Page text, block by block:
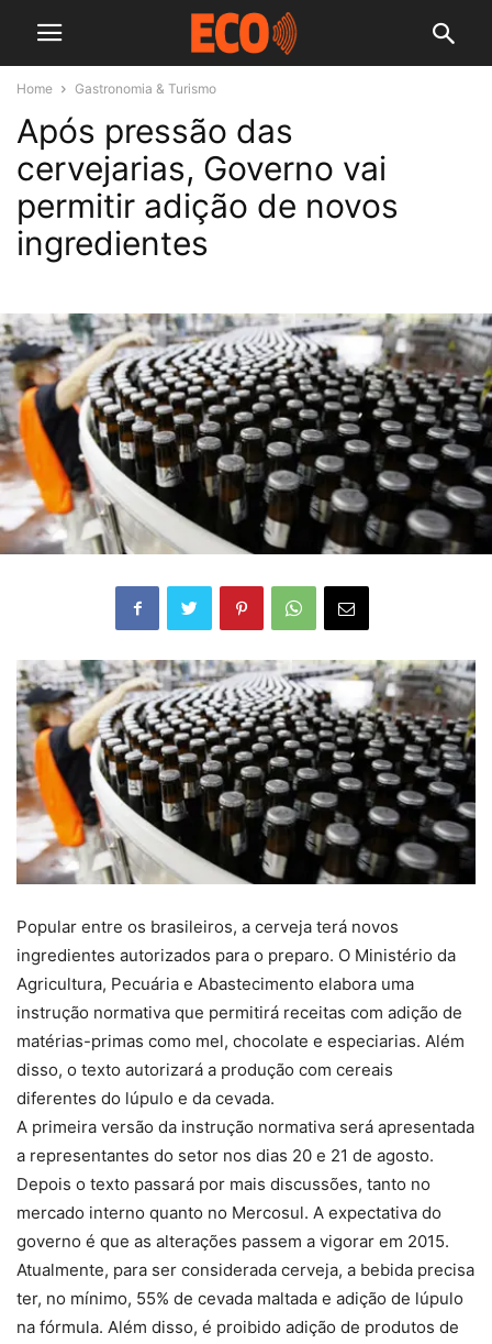
Home Gastronomia & Turismo
Após pressão das
cervejarias, Governo vai
permitir adição de novos
ingredientes
Popular entre os brasileiros, a cerveja terá novos
ingredientes autorizados para o preparo. O Ministério da
Agricultura, Pecuária e Abastecimento elabora uma
instrução normativa que permitirá receitas com adição de
matérias-primas como mel, chocolate e especiarias. Além
disso, o texto autorizará a produção com cereais
diferentes do lúpulo e da cevada.
A primeira versão da instrução normativa será apresentada
a representantes do setor nos dias 20 e 21 de agosto.
Depois o texto passará por mais discussões, tanto no
mercado interno quanto no Mercosul. A expectativa do
governo é que as alterações passem a vigorar em 2015.
Atualmente, para ser considerada cerveja, a bebida precisa
ter, no mínimo, 55% de cevada maltada e adição de lúpulo
na fórmula. Além disso, é proibido adição de produtos de